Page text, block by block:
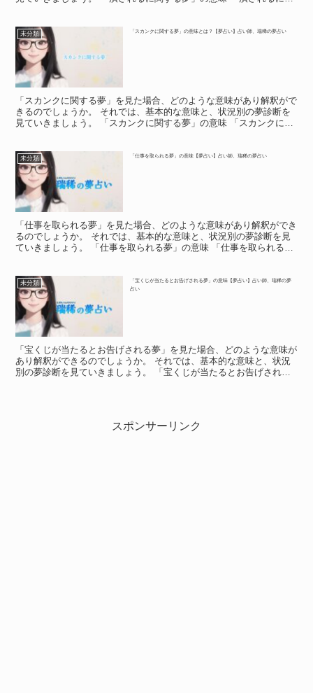
未分類 「スカンクに関する夢」の意味とは？【夢占い】占い師、瑞稀の夢占い
「スカンクに関する夢」を見た場合、どのような意味があり解釈がで
きるのでしょうか。 それでは、基本的な意味と、状況別の夢診断を
見ていきましょう。 「スカンクに関する夢」の意味 「スカンクに関
未分類 「仕事を取られる夢」の意味【夢占い】占い師、瑞稀の夢占い
「仕事を取られる夢」を見た場合、どのような意味があり解釈ができ
るのでしょうか。 それでは、基本的な意味と、状況別の夢診断を見
ていきましょう。 「仕事を取られる夢」の意味 「仕事を取られる
未分類
「宝くじが当たるとお告げされる夢」の意味【夢占い】占い師、瑞稀の夢
占い
「宝くじが当たるとお告げされる夢」を見た場合、どのような意味が
あり解釈ができるのでしょうか。 それでは、基本的な意味と、状況
別の夢診断を見ていきましょう。 「宝くじが当たるとお告げされる
スポンサーリンク